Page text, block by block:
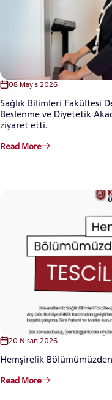
08 Mayıs 2026
Sağlık Bilimleri Fakültesi
Beslenme ve Diyetetik
ziyaret etti.
Read More
20 Nisan 2026
Hemşirelik Bölümümüzden
Read More